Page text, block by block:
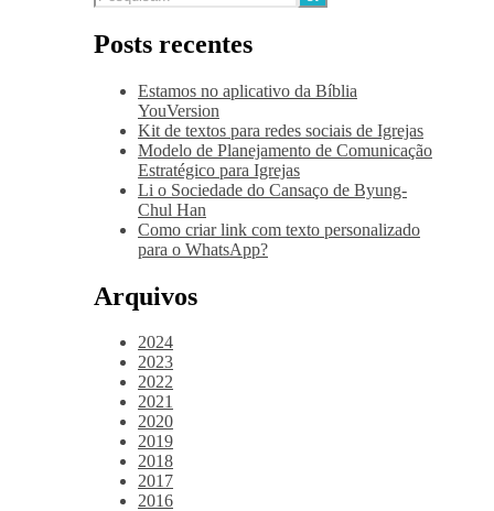
Posts recentes
Estamos no aplicativo da Bíblia
YouVersion
Kit de textos para redes sociais de Igrejas
Modelo de Planejamento de Comunicação
Estratégico para Igrejas
Li o Sociedade do Cansaço de Byung-
Chul Han
Como criar link com texto personalizado
para o WhatsApp?
Arquivos
2024
2023
2022
2021
2020
2019
2018
2017
2016